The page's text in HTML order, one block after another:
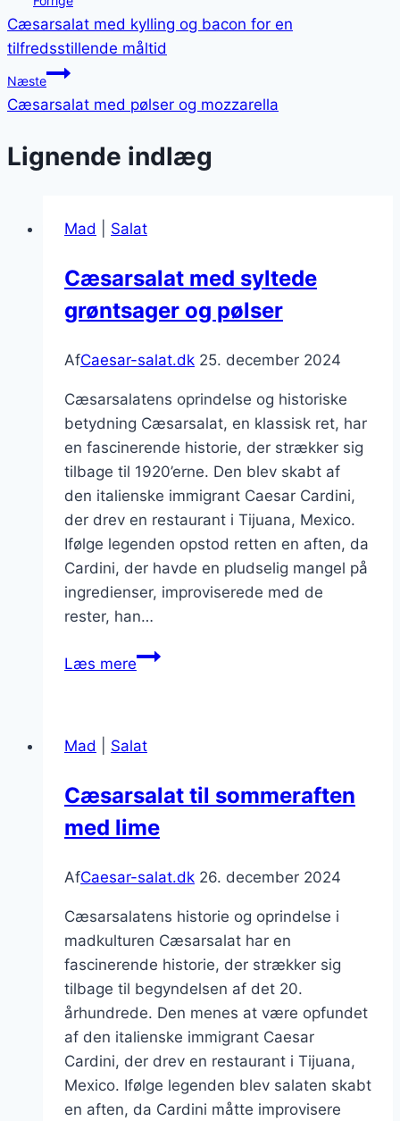
Cæsarsalat med kylling og bacon for en
tilfredsstillende måltid
Næste
Cæsarsalat med pølser og mozzarella
Lignende indlæg
Mad Salat
Cæsarsalat med syltede
grøntsager og pølser
AfCaesar-salat.dk 25. december 2024
Cæsarsalatens oprindelse og historiske
betydning Cæsarsalat, en klassisk ret, har
en fascinerende historie, der strækker sig
tilbage til 1920’erne. Den blev skabt af
den italienske immigrant Caesar Cardini,
der drev en restaurant i Tijuana, Mexico.
Ifølge legenden opstod retten en aften, da
Cardini, der havde en pludselig mangel på
ingredienser, improviserede med de
rester, han…
Læs mereCæsarsalat
og
Mad Salat
Cæsarsalat til sommeraften
med lime
AfCaesar-salat.dk 26. december 2024
Cæsarsalatens historie og oprindelse i
madkulturen Cæsarsalat har en
fascinerende historie, der strækker sig
tilbage til begyndelsen af det 20.
århundrede. Den menes at være opfundet
af den italienske immigrant Caesar
Cardini, der drev en restaurant i Tijuana,
Mexico. Ifølge legenden blev salaten skabt
en aften, da Cardini måtte improvisere